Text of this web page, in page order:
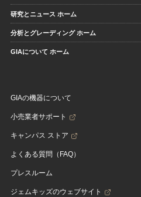
研究とニュース ホーム
分析とグレーディング ホーム
GIAについて ホーム
GIAの機器について
小売業者サポート
キャンパス ストア
よくある質問（FAQ）
プレスルーム
ジェムキッズのウェブサイト